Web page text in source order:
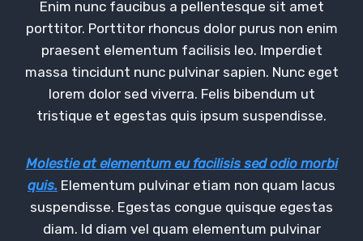
Enim nunc faucibus a pellentesque sit amet
porttitor. Porttitor rhoncus dolor purus non enim
praesent elementum facilisis leo. Imperdiet
massa tincidunt nunc pulvinar sapien. Nunc eget
lorem dolor sed viverra. Felis bibendum ut
tristique et egestas quis ipsum suspendisse.
Molestie at elementum eu facilisis sed odio morbi
quis. Elementum pulvinar etiam non quam lacus
suspendisse. Egestas congue quisque egestas
diam. Id diam vel quam elementum pulvinar